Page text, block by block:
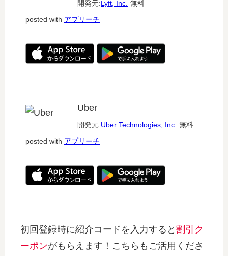
開発元:Lyft, Inc. 無料
posted with アプリーチ
Uber
開発元:Uber Technologies, Inc. 無料
posted with アプリーチ
初回登録時に紹介コードを入力すると 割引ク
ーポンがもらえます！こちらもご活用くださ